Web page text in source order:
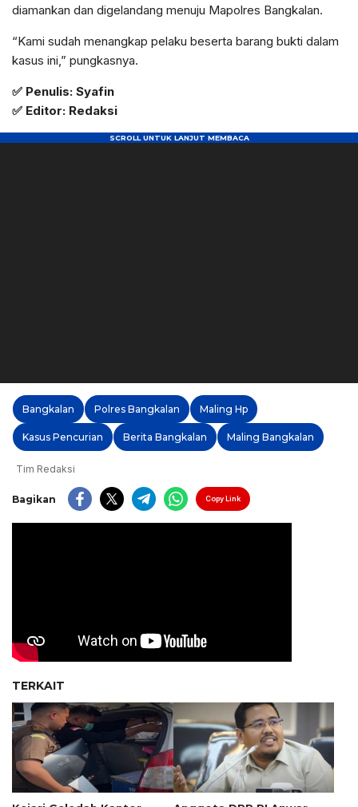
diamankan dan digelandang menuju Mapolres Bangkalan.
“Kami sudah menangkap pelaku beserta barang bukti dalam
kasus ini,” pungkasnya.
✅ Penulis: Syafin
✅ Editor: Redaksi
Bangkalan Polres Bangkalan Maling Hp
Kasus Pencurian Berita Bangkalan Maling Bangkalan
Tim Redaksi
Bagikan Copy Link
TERKAIT